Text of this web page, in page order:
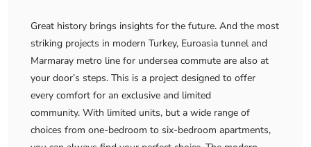
Great history brings insights for the future. And the most
striking projects in modern Turkey, Euroasia tunnel and
Marmaray metro line for undersea commute are also at
your door’s steps. This is a project designed to offer
every comfort for an exclusive and limited
community. With limited units, but a wide range of
choices from one-bedroom to six-bedroom apartments,